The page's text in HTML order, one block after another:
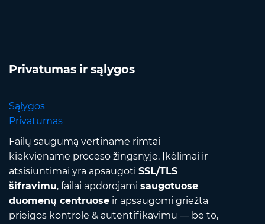
Privatumas ir sąlygos
Sąlygos
Privatumas
Failų saugumą vertiname rimtai
kiekviename proceso žingsnyje. Įkėlimai ir
atsisiuntimai yra apsaugoti SSL/TLS
šifravimu, failai apdorojami saugotuose
duomenų centruose ir apsaugomi griežta
prieigos kontrole & autentifikavimu — be to,